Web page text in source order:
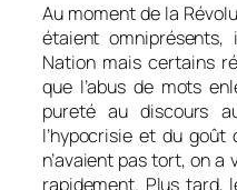
Au moment de la
étaient
Nation mais certains
que l’abus de mots
pureté au discours
l’hypocrisie et du goût
n’avaient pas tort, on
rapidement. Plus tard,